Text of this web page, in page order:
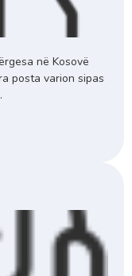
në Kosovë
posta varion sipas